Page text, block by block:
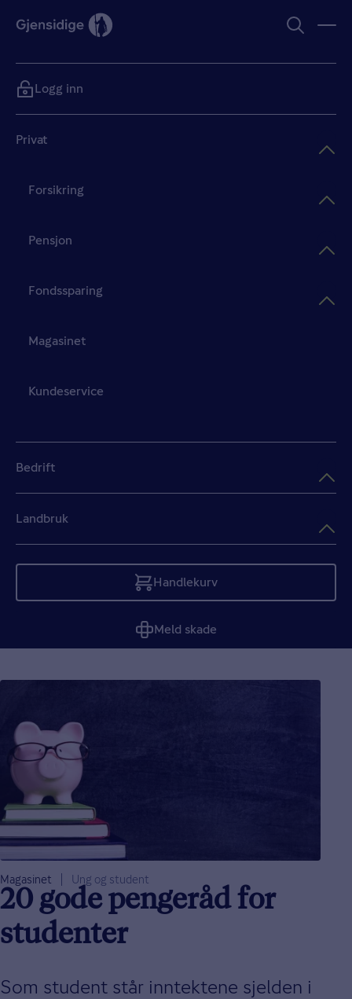
Privat
Forsikring
Pensjon
Fondssparing
Magasinet
Kundeservice
Bedrift
Landbruk
Handlekurv
Tom
Meld skade
Logg inn
Magasinet Ung og student
20 gode pengeråd for
studenter
Som student står inntektene sjelden i